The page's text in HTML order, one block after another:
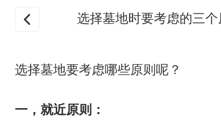
选择墓地时要考虑的三
选择墓地要考虑哪些原则呢？
一，就近原则：